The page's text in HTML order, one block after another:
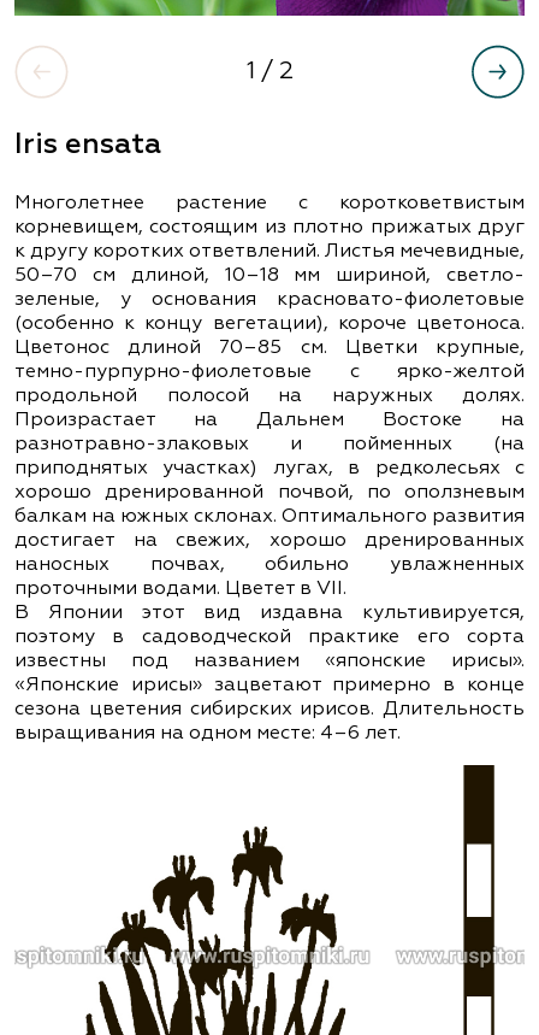
1 / 2
Iris ensata
Многолетнее растение с коротковетвистым
корневищем, состоящим из плотно прижатых друг
к другу коротких ответвлений. Листья мечевидные,
50–70 см длиной, 10–18 мм шириной, светло-
зеленые, у основания красновато-фиолетовые
(особенно к концу вегетации), короче цветоноса.
Цветонос длиной 70–85 см. Цветки крупные,
темно-пурпурно-фиолетовые с ярко-желтой
продольной полосой на наружных долях.
Произрастает на Дальнем Востоке на
разнотравно-злаковых и пойменных (на
приподнятых участках) лугах, в редколесьях с
хорошо дренированной почвой, по оползневым
балкам на южных склонах. Оптимального развития
достигает на свежих, хорошо дренированных
наносных почвах, обильно увлажненных
проточными водами. Цветет в VІІ.
В Японии этот вид издавна культивируется,
поэтому в садоводческой практике его сорта
известны под названием «японские ирисы».
«Японские ирисы» зацветают примерно в конце
сезона цветения сибирских ирисов. Длительность
выращивания на одном месте: 4–6 лет.